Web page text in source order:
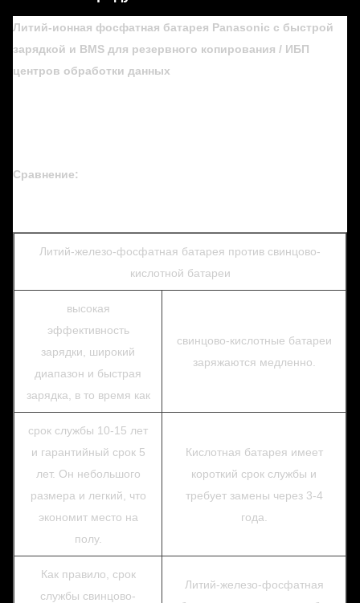
Литий-ионная фосфатная батарея Panasonic с быстрой
зарядкой и BMS для резервного копирования / ИБП
центров обработки данных
Сравнение:
Литий-железо-фосфатная батарея против свинцово-
кислотной батареи
высокая
эффективность
зарядки, широкий
диапазон и быстрая
зарядка, в то время как
свинцово-кислотные батареи
заряжаются медленно.
срок службы 10-15 лет
и гарантийный срок 5
лет. Он небольшого
размера и легкий, что
экономит место на
полу.
Кислотная батарея имеет
короткий срок службы и
требует замены через 3-4
года.
Как правило, срок
службы свинцово-
Литий-железо-фосфатная